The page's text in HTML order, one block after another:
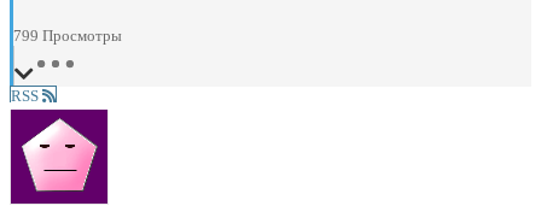
799 Просмотры
RSS